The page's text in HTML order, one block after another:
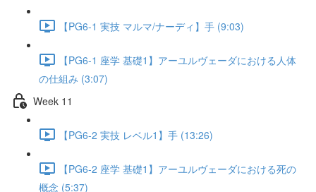
【PG6-1 実技 マルマ/ナーディ】手 (9:03)
【PG6-1 座学 基礎1】アーユルヴェーダにおける人体
の仕組み (3:07)
Week 11
【PG6-2 実技 レベル1】手 (13:26)
【PG6-2 座学 基礎1】アーユルヴェーダにおける死の
概念 (5:37)